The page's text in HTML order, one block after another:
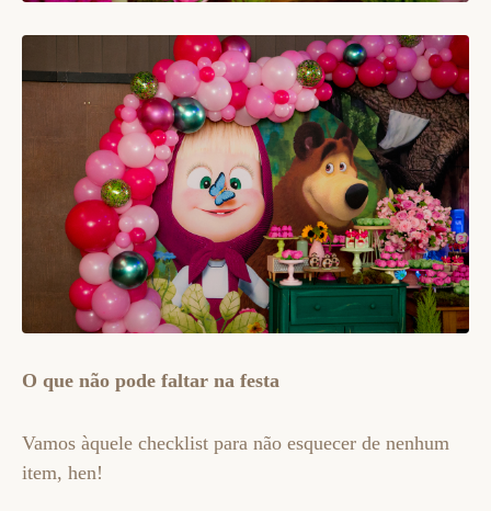
O que não pode faltar na festa
Vamos àquele checklist para não esquecer de nenhum
item, hen!